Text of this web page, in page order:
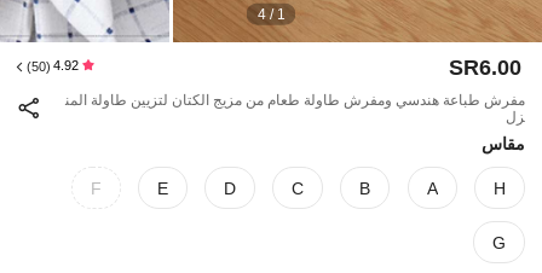
1 / 4
SR6.00
4.92
(50)
مفرش طباعة هندسي ومفرش طاولة طعام من مزيج الكتان لتزيين طاولة المن
زل
مقاس
H
A
B
C
D
E
F
G